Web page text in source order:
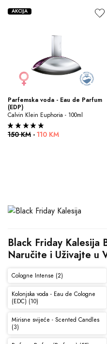
Parfemska voda - Eau de Parfum
(EDP)
Calvin Klein Euphoria - 100ml
150 KM - 110 KM
AKCIJA
Black Friday Kalesija
Naručite i Uživajte u
Cologne Intense (2)
Kolonjska voda - Eau de Cologne
(EDC) (10)
Mirisne svijeće - Scented Candles
(3)